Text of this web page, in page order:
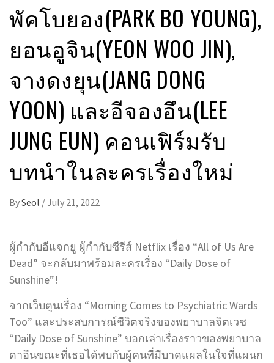
พัคโบยอง(PARK BO YOUNG),
ยอนอูจิน(YEON WOO JIN),
จางดงยุน(JANG DONG
YOON) และอีจองอึน(LEE
JUNG EUN) คอนเฟิร์มรับ
บทนำในละครเรื่องใหม่
BySeol /July 21, 2022
ผู้กำกับอีแจกยู ผู้กำกับซีรีส์ Netflix เรื่อง “All of Us Are
Dead” จะกลับมาพร้อมละครเรื่อง “Daily Dose of
Sunshine”!
จากเว็บตูนเรื่อง “Morning Comes to Psychiatric Wards
Too” และประสบการณ์ชีวิตจริงของพยาบาลจิตเวช
“Daily Dose of Sunshine” บอกเล่าเรื่องราวของพยาบาล
ดาอึนขณะที่เธอได้พบกับผู้คนที่มีบาดแผลในใจที่แผนก